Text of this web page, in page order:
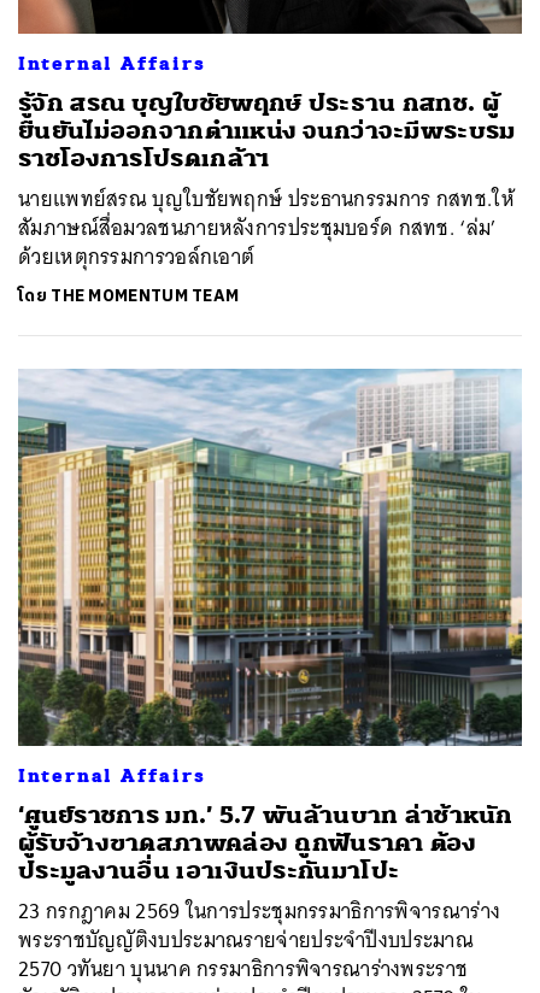
Internal Affairs
รู้จัก สรณ บุญใบชัยพฤกษ์ ประธาน กสทช. ผู้
ยืนยันไม่ออกจากตำแหน่ง จนกว่าจะมีพระบรม
ราชโองการโปรดเกล้าฯ
นายแพทย์สรณ บุญใบชัยพฤกษ์ ประธานกรรมการ กสทช.ให้
สัมภาษณ์สื่อมวลชนภายหลังการประชุมบอร์ด กสทช. ‘ล่ม’
ด้วยเหตุกรรมการวอล์กเอาต์
โดย THE MOMENTUM TEAM
Internal Affairs
‘ศูนย์ราชการ มท.’ 5.7 พันล้านบาท ล่าช้าหนัก
ผู้รับจ้างขาดสภาพคล่อง ถูกฟันราคา ต้อง
ประมูลงานอื่น เอาเงินประกันมาโปะ
23 กรกฎาคม 2569 ในการประชุมกรรมาธิการพิจารณาร่าง
พระราชบัญญัติงบประมาณรายจ่ายประจำปีงบประมาณ
2570 วทันยา บุนนาค กรรมาธิการพิจารณาร่างพระราช